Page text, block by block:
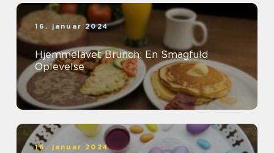
16. januar 2024
Hjemmelavet Brunch: En Smagfuld
Oplevelse
16. januar 2024